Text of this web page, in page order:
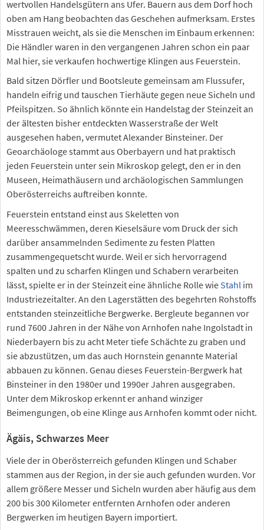
wertvollen Handelsgütern ans Ufer. Bauern aus dem Dorf hoch
oben am Hang beobachten das Geschehen aufmerksam. Erstes
Misstrauen weicht, als sie die Menschen im Einbaum erkennen:
Die Händler waren in den vergangenen Jahren schon ein paar
Mal hier, sie verkaufen hochwertige Klingen aus Feuerstein.
Bald sitzen Dörfler und Bootsleute gemeinsam am Flussufer,
handeln eifrig und tauschen Tierhäute gegen neue Sicheln und
Pfeilspitzen. So ähnlich könnte ein Handelstag der Steinzeit an
der ältesten bisher entdeckten Wasserstraße der Welt
ausgesehen haben, vermutet Alexander Binsteiner. Der
Geoarchäologe stammt aus Oberbayern und hat praktisch
jeden Feuerstein unter sein Mikroskop gelegt, den er in den
Museen, Heimathäusern und archäologischen Sammlungen
Oberösterreichs auftreiben konnte.
Feuerstein entstand einst aus Skeletten von
Meeresschwämmen, deren Kieselsäure vom Druck der sich
darüber ansammelnden Sedimente zu festen Platten
zusammengequetscht wurde. Weil er sich hervorragend
spalten und zu scharfen Klingen und Schabern verarbeiten
lässt, spielte er in der Steinzeit eine ähnliche Rolle wie Stahl im
Industriezeitalter. An den Lagerstätten des begehrten Rohstoffs
entstanden steinzeitliche Bergwerke. Bergleute begannen vor
rund 7600 Jahren in der Nähe von Arnhofen nahe Ingolstadt in
Niederbayern bis zu acht Meter tiefe Schächte zu graben und
sie abzustützen, um das auch Hornstein genannte Material
abbauen zu können. Genau dieses Feuerstein-Bergwerk hat
Binsteiner in den 1980er und 1990er Jahren ausgegraben.
Unter dem Mikroskop erkennt er anhand winziger
Beimengungen, ob eine Klinge aus Arnhofen kommt oder nicht.
Ägäis, Schwarzes Meer
Viele der in Oberösterreich gefunden Klingen und Schaber
stammen aus der Region, in der sie auch gefunden wurden. Vor
allem größere Messer und Sicheln wurden aber häufig aus dem
200 bis 300 Kilometer entfernten Arnhofen oder anderen
Bergwerken im heutigen Bayern importiert.